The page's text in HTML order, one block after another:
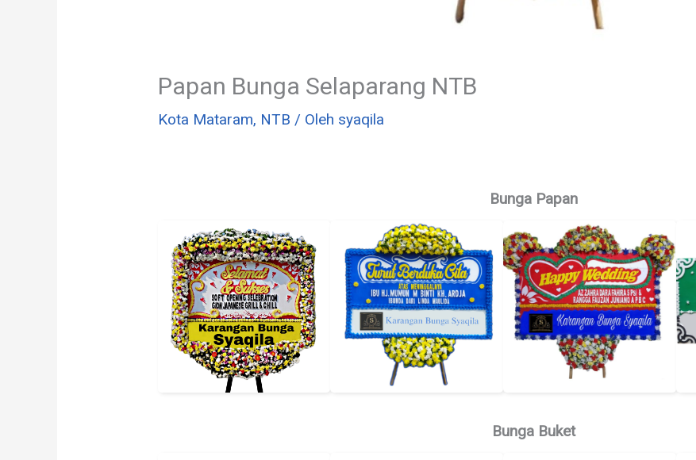
Papan Bunga Selaparang NTB
Kota Mataram, NTB / Oleh syaqila
Bunga Papan
Bunga Buket